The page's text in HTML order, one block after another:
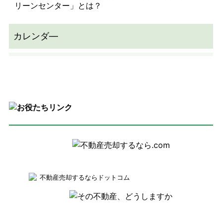
リーンセンター」とは？
不動産売却するならドットコム